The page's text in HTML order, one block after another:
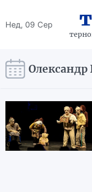
Нед, 09 Сер
Олександр